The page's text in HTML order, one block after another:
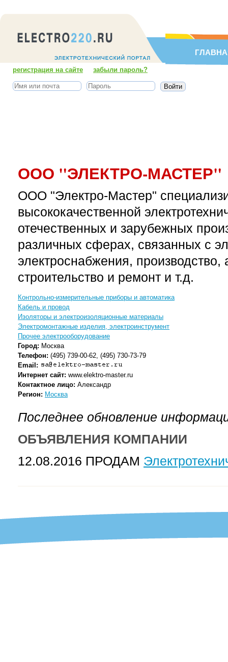
регистрация на сайте забыли пароль?
ООО "ЭЛЕКТРО-МАСТЕР"
ООО "Электро-Мастер"
высококачественной
отечественных и зарубежных
различных сферах, связанных с
электроснабжения, производство,
строительство и ремонт и т.д.
Контрольно-измерительные приборы и автоматика
Кабель и провод
Изоляторы и электроизоляционные материалы
Электромонтажные изделия, электроинструмент
Прочее электрооборудование
Город: Москва
Телефон: (495) 739-00-62, (495) 730-73-79
Email:
Интернет сайт: www.elektro-master.ru
Контактное лицо: Александр
Регион: Москва
Последнее обновление
ОБЪЯВЛЕНИЯ КОМПАНИИ
12.08.2016 ПРОДАМ